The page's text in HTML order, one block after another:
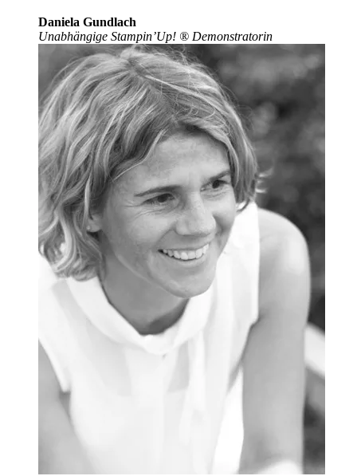
Daniela Gundlach
Unabhängige Stampin’Up! ® Demonstratorin